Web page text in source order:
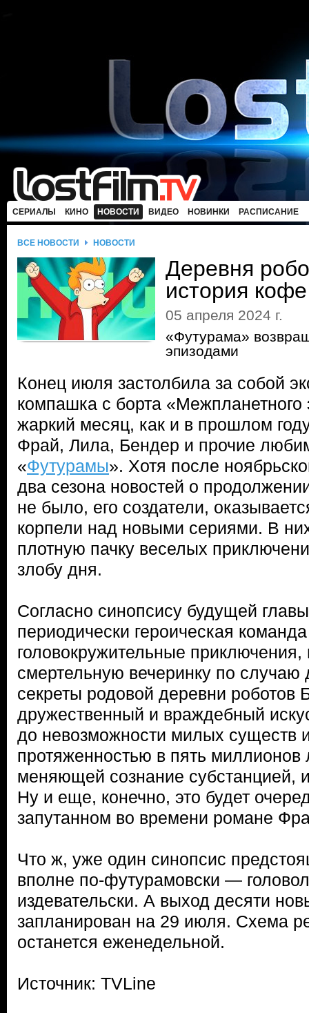
СЕРИАЛЫ КИНО НОВОСТИ ВИДЕО НОВИНКИ РАСПИСАНИЕ
ВСЕ НОВОСТИ НОВОСТИ
Деревня
история кофе
05 апреля 2024 г.
«Футурама»
эпизодами
Конец июля застолбила за собой
компашка с борта «Межпланетного
жаркий месяц, как и в прошлом
Фрай, Лила, Бендер и прочие
«Футурамы». Хотя после
два сезона новостей о
не было, его создатели,
корпели над новыми сериями. В
плотную пачку веселых
злобу дня.
Согласно синопсису будущей
периодически героическая
головокружительные
смертельную вечеринку по
секреты родовой деревни роботов
дружественный и враждебный
до невозможности милых существ
протяженностью в пять миллионов
меняющей сознание субстанцией,
Ну и еще, конечно, это будет
запутанном во времени романе
Что ж, уже один синопсис
вполне по-футурамовски —
издевательски. А выход десяти
запланирован на 29 июля. Схема
останется еженедельной.
Источник: TVLine